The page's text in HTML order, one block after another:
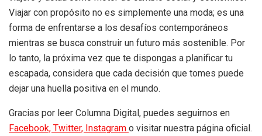
Viajar con propósito no es simplemente una moda; es una
forma de enfrentarse a los desafíos contemporáneos
mientras se busca construir un futuro más sostenible. Por
lo tanto, la próxima vez que te dispongas a planificar tu
escapada, considera que cada decisión que tomes puede
dejar una huella positiva en el mundo.
Gracias por leer Columna Digital, puedes seguirnos en
Facebook, Twitter, Instagram o visitar nuestra página oficial.